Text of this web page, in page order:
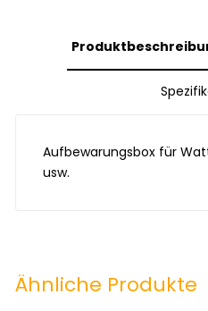
Aufbewarungsbox für
usw.
Ähnliche Produkte